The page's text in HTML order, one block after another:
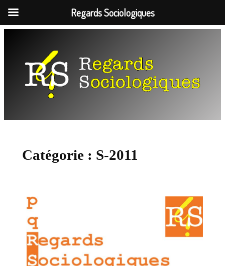
Catégorie : S-2011
Regards Sociologiques